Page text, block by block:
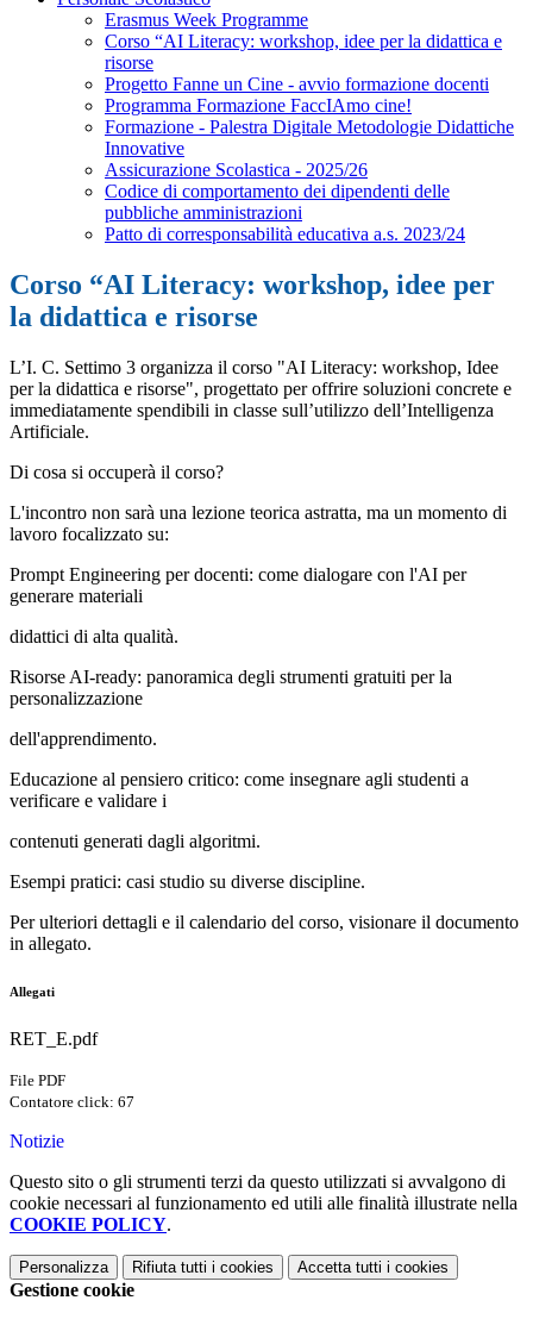
Erasmus Week Programme
Corso “AI Literacy: workshop, idee per la didattica e
risorse
Progetto Fanne un Cine - avvio formazione docenti
Programma Formazione FaccIAmo cine!
Formazione - Palestra Digitale Metodologie Didattiche
Innovative
Assicurazione Scolastica - 2025/26
Codice di comportamento dei dipendenti delle
pubbliche amministrazioni
Patto di corresponsabilità educativa a.s. 2023/24
Corso “AI Literacy: workshop, idee per
la didattica e risorse
L’I. C. Settimo 3 organizza il corso "AI Literacy: workshop, Idee
per la didattica e risorse", progettato per offrire soluzioni concrete e
immediatamente spendibili in classe sull’utilizzo dell’Intelligenza
Artificiale.
Di cosa si occuperà il corso?
L'incontro non sarà una lezione teorica astratta, ma un momento di
lavoro focalizzato su:
Prompt Engineering per docenti: come dialogare con l'AI per
generare materiali
didattici di alta qualità.
Risorse AI-ready: panoramica degli strumenti gratuiti per la
personalizzazione
dell'apprendimento.
Educazione al pensiero critico: come insegnare agli studenti a
verificare e validare i
contenuti generati dagli algoritmi.
Esempi pratici: casi studio su diverse discipline.
Per ulteriori dettagli e il calendario del corso, visionare il documento
in allegato.
Allegati
RET_E.pdf
File PDF
Contatore click: 67
Notizie
Questo sito o gli strumenti terzi da questo utilizzati si avvalgono di
cookie necessari al funzionamento ed utili alle finalità illustrate nella
COOKIE POLICY.
Personalizza Rifiuta tutti i cookies Accetta tutti i cookies
Gestione cookie